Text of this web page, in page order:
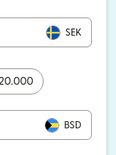
SEK
20.000
BSD